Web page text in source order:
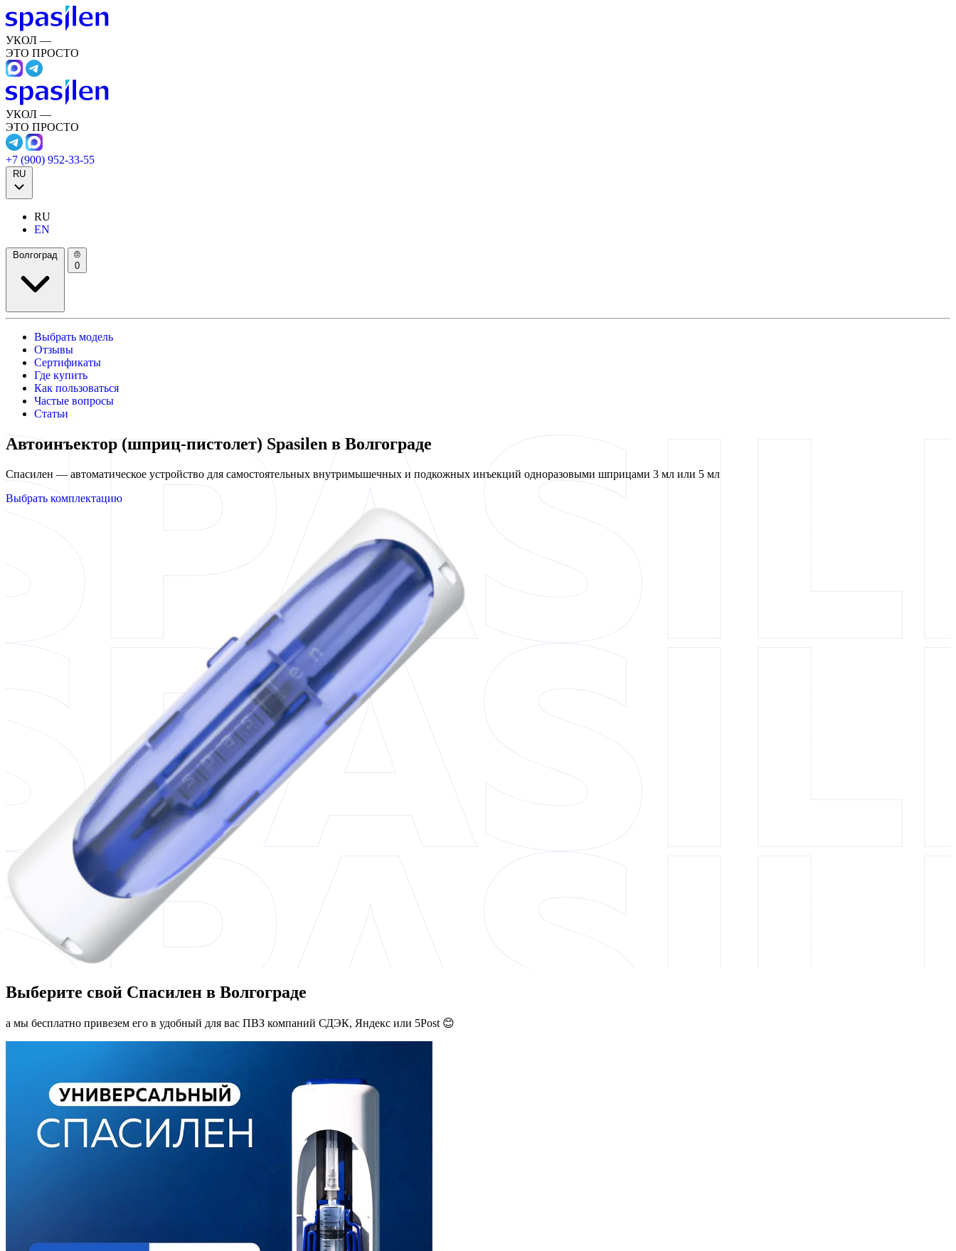
УКОЛ —
ЭТО ПРОСТО
УКОЛ —
ЭТО ПРОСТО
+7 (900) 952-33-55
RU
RU
EN
Волгоград
0
Выбрать модель
Отзывы
Сертификаты
Где купить
Как пользоваться
Частые вопросы
Статьи
Автоинъектор (шприц-пистолет) Spasilen в Волгограде
Спасилен — автоматическое устройство для самостоятельных внутримышечных и подкожных инъекций одноразовыми шприцами 3 мл или 5 мл
Выбрать комплектацию
Выберите свой Спасилен в Волгограде
а мы бесплатно привезем его в удобный для вас ПВЗ компаний СДЭК, Яндекс или 5Post 😊